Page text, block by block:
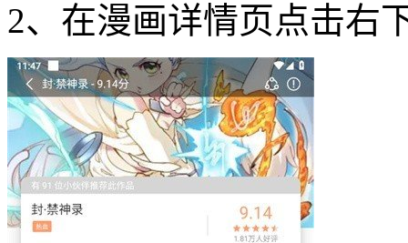
2、在漫画详情页点击右